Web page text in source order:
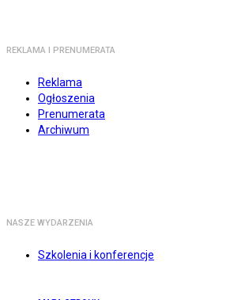
REKLAMA I PRENUMERATA
Reklama
Ogłoszenia
Prenumerata
Archiwum
NASZE WYDARZENIA
Szkolenia i konferencje